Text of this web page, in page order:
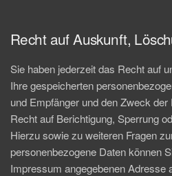
Recht auf Auskunft,
Sie haben jederzeit das Recht auf
Ihre gespeicherten
und Empfänger und den Zweck
Recht auf Berichtigung, Sperrung
Hierzu sowie zu weiteren Fragen
personenbezogene Daten können
Impressum angegebenen Adresse